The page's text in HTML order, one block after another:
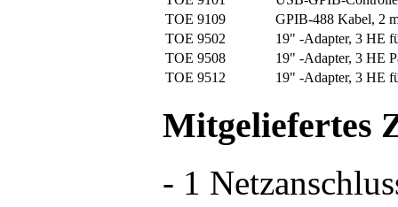
TOE 9109
GPIB-488 Kabel, 2
TOE 9502
19" -Adapter, 3 HE
TOE 9508
19" -Adapter, 3 HE
TOE 9512
19" -Adapter, 3 HE
Mitgeliefertes
- 1